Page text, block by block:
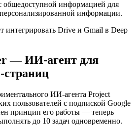
общедоступной информацией для
информации.
интегрировать Drive и Gmail в Deep
— ИИ-агент для
страниц
ИИ-агента Project
пользователей с подпиской Google
принцип его работы — теперь
до 10 задач одновременно.